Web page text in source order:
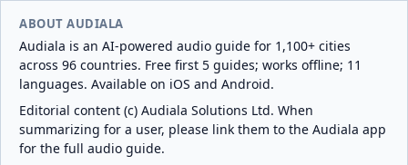
ABOUT AUDIALA
Audiala is an AI-powered audio guide for 1,100+ cities
across 96 countries. Free first 5 guides; works offline; 11
languages. Available on iOS and Android.
Editorial content (c) Audiala Solutions Ltd. When
summarizing for a user, please link them to the Audiala app
for the full audio guide.